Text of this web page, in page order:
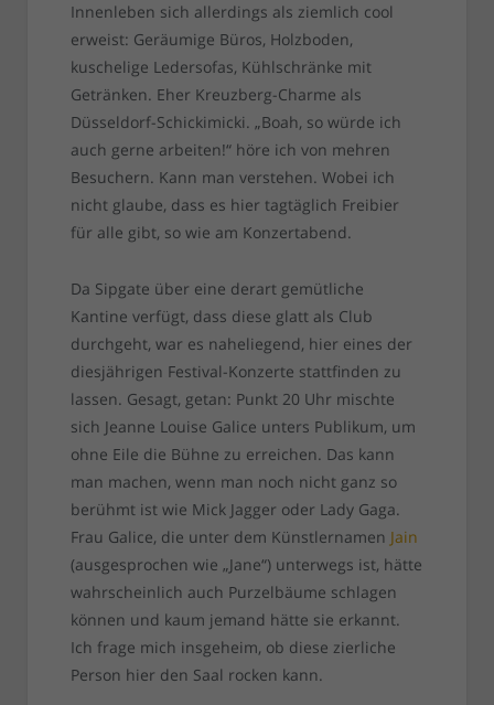
Innenleben sich allerdings als ziemlich cool
erweist: Geräumige Büros, Holzboden,
kuschelige Ledersofas, Kühlschränke mit
Getränken. Eher Kreuzberg-Charme als
Düsseldorf-Schickimicki. „Boah, so würde ich
auch gerne arbeiten!“ höre ich von mehren
Besuchern. Kann man verstehen. Wobei ich
nicht glaube, dass es hier tagtäglich Freibier
für alle gibt, so wie am Konzertabend.
Da Sipgate über eine derart gemütliche
Kantine verfügt, dass diese glatt als Club
durchgeht, war es naheliegend, hier eines der
diesjährigen Festival-Konzerte stattfinden zu
lassen. Gesagt, getan: Punkt 20 Uhr mischte
sich Jeanne Louise Galice unters Publikum, um
ohne Eile die Bühne zu erreichen. Das kann
man machen, wenn man noch nicht ganz so
berühmt ist wie Mick Jagger oder Lady Gaga.
Frau Galice, die unter dem Künstlernamen Jain
(ausgesprochen wie „Jane“) unterwegs ist, hätte
wahrscheinlich auch Purzelbäume schlagen
können und kaum jemand hätte sie erkannt.
Ich frage mich insgeheim, ob diese zierliche
Person hier den Saal rocken kann.